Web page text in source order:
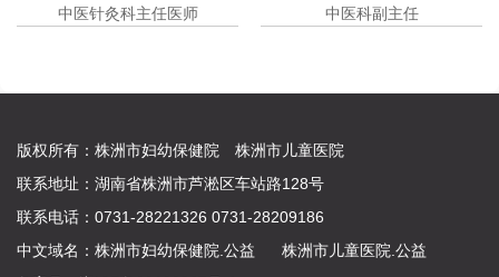
中医针灸科主任医师 中医科副主任
版权所有：株洲市妇幼保健院 株洲市儿童医院
联系地址：湖南省株洲市芦淞区车站路128号
联系电话：0731-28221326 0731-28209186
中文域名： 株洲市妇幼保健院.公益
株洲市儿童医院.公益